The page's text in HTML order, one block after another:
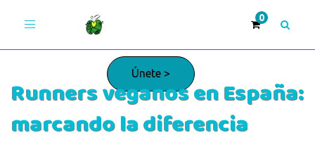
Toggle
Únete >
¡Adelante!
Runners veganos en España:
marcando la diferencia